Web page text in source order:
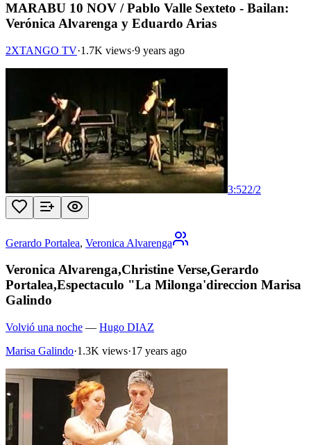
MARABU 10 NOV / Pablo Valle Sexteto - Bailan:
Verónica Alvarenga y Eduardo Arias
2XTANGO TV·1.7K views·9 years ago
3:522/2
Gerardo Portalea, Veronica Alvarenga
Veronica Alvarenga,Christine Verse,Gerardo
Portalea,Espectaculo "La Milonga'direccion Marisa
Galindo
Volvió una noche — Hugo DIAZ
Marisa Galindo·1.3K views·17 years ago